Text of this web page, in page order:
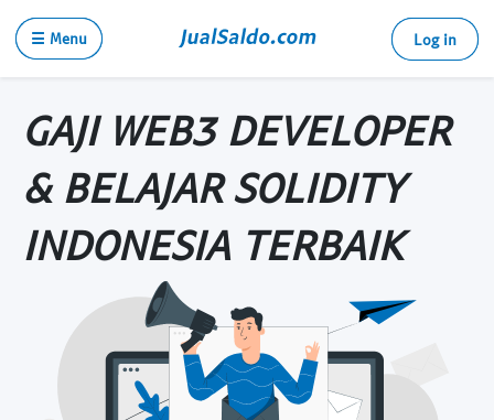
☰ Menu Log in
GAJI WEB3 DEVELOPER
& BELAJAR SOLIDITY
INDONESIA TERBAIK